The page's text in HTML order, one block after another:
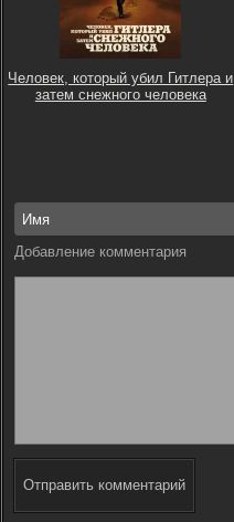
Человек, который убил Гитлера и
затем снежного человека
Добавление комментария
Отправить комментарий